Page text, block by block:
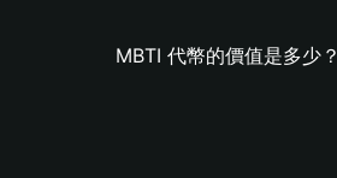
MBTI 代幣的價值是多少？